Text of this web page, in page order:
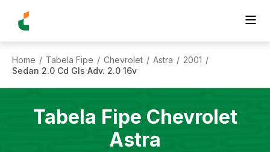
Home / Tabela Fipe / Chevrolet / Astra / 2001 /
Sedan 2.0 Cd Gls Adv. 2.0 16v
Tabela Fipe Chevrolet
Astra